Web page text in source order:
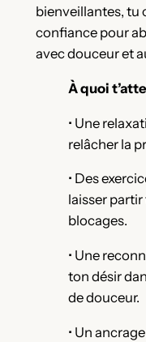
bienveillantes, tu
confiance pour
avec douceur et
À quoi
• Une
relâcher la
• Des
laisser partir
blocages.
• Une
ton désir
de douceur.
• Un